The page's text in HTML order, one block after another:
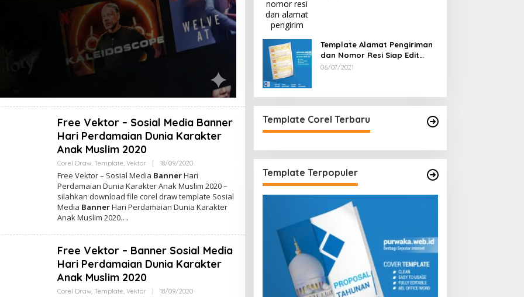
Free Vektor – Sosial Media Banner
Hari Perdamaian Dunia Karakter
Anak Muslim 2020
Corel Draw, Template Vektor | 18/09/2020O
E
H
A
D
M
Free Vektor – Sosial Media BannerHari
Perdamaian Dunia Karakter Anak Muslim 2020 –
silahkan download file corel draw template Sosial
Media BannerHari Perdamaian Dunia Karakter
Anak Muslim 2020….
Free Vektor – Banner Sosial Media
Hari Perdamaian Dunia Karakter
Anak Muslim 2020
Corel Draw, Template Vektor | 18/09/2020O
Template Alamat Pengiriman
dan Nomor Resi Siap Edit
Word Garis Orange
06/07/2021
Template Corel Terbaru
Template Terpopuler